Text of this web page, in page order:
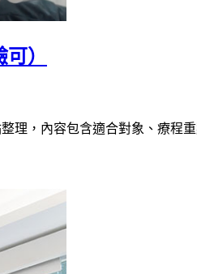
）
理，內容包含適合對象、療程